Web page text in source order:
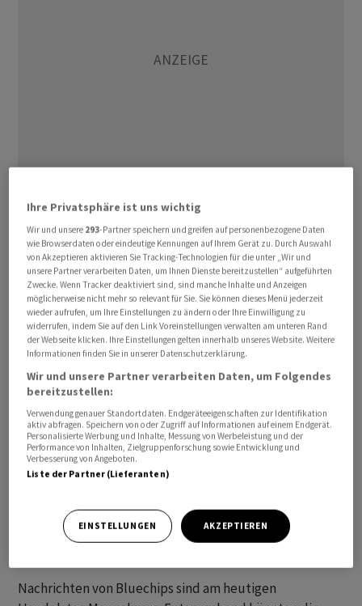
Zudem bleibt der Iran-Krieg ein Unsicherheitsfaktor. So
griffen sich die USA und der Iran nach dem Abschuss
eines US-Militärhubschraubers erneut gegenseitig an
und auch Kuwait und Bahrain gerieten trotz der
Waffenruhe unter Beschuss. Dennoch blieb der Ölpreis
am Morgen für die Sorte Brent mit gut 92 US-Dollar klar
unter der Marke von 100 Dollar. Laut Händlern ist die
Stimmung angespannt und Anleger positionieren sich
derzeit eher auf der vorsichtigen Seite - auch
angesichts der am Nachmittag anstehenden US-
Inflationsdaten für Mai und deren Auswirkungen auf die
Zinserwartungen.
Die Bank Julius Bär berechnet den Schweizer Leitindex
13'375 Punkte leicht im Plus.
Nachrichten von Bluechips sind am heutigen
Ihre Privatsphäre ist uns wichtig
Wir und unsere 293-Partner speichern und greifen auf personenbezogene Daten
wie Browserdaten oder eindeutige Kennungen auf Ihrem Gerät zu. Durch Auswahl
von Akzeptieren aktivieren Sie Tracking-Technologien für die unter „Wir und
unsere Partner verarbeiten Daten, um Ihnen Dienste bereitzustellen“ aufgeführten
Zwecke. Wenn Tracker deaktiviert sind, sind manche Inhalte und Anzeigen
möglicherweise nicht mehr so relevant für Sie. Sie können dieses Menü jederzeit
wieder aufrufen, um Ihre Einstellungen zu ändern oder Ihre Einwilligung zu
widerrufen, indem Sie auf den Link Voreinstellungen verwalten am unteren Rand
der Webseite klicken. Ihre Einstellungen gelten innerhalb unseres Website. Weitere
Informationen finden Sie in unserer Datenschutzerklärung.
Wir und unsere Partner verarbeiten Daten, um Folgendes
bereitzustellen:
Verwendung genauer Standortdaten. Endgeräteeigenschaften zur Identifikation
aktiv abfragen. Speichern von oder Zugriff auf Informationen auf einem Endgerät.
Personalisierte Werbung und Inhalte, Messung von Werbeleistung und der
Performance von Inhalten, Zielgruppenforschung sowie Entwicklung und
Verbesserung von Angeboten.
Liste der Partner (Lieferanten)
EINSTELLUNGEN AKZEPTIEREN